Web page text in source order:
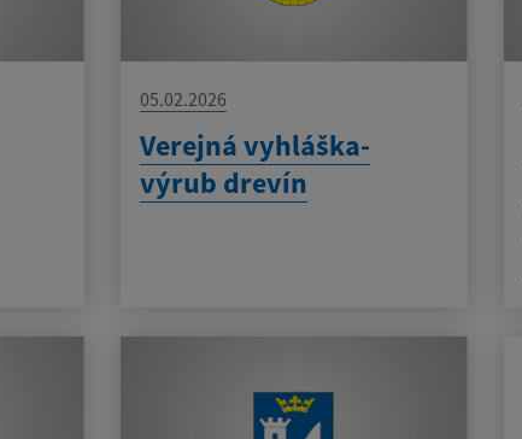
05.02.2026
Verejná vyhláška-
výrub drevín